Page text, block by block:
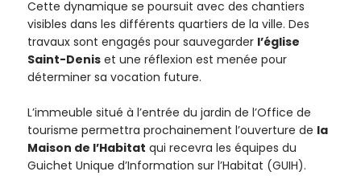
Cette dynamique se poursuit avec des chantiers
visibles dans les différents quartiers de la ville. Des
travaux sont engagés pour sauvegarder l’église
Saint-Deniset une réflexion est menée pour
déterminer sa vocation future.
L’immeuble situé à l’entrée du jardin de l’Office de
tourisme permettra prochainement l’ouverture de la
Maison de l’Habitat qui recevra les équipes du
Guichet Unique d’Information sur l’Habitat (GUIH).